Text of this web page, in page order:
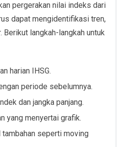
pergerakan nilai indeks dari
dapat mengidentifikasi tren,
Berikut langkah-langkah untuk
harian IHSG.
periode sebelumnya.
dan jangka panjang.
yang menyertai grafik.
tambahan seperti moving